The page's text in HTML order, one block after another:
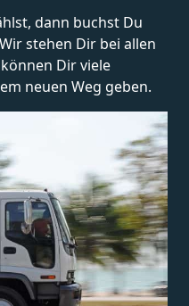
dann buchst Du
stehen Dir bei allen
Dir viele
neuen Weg geben.